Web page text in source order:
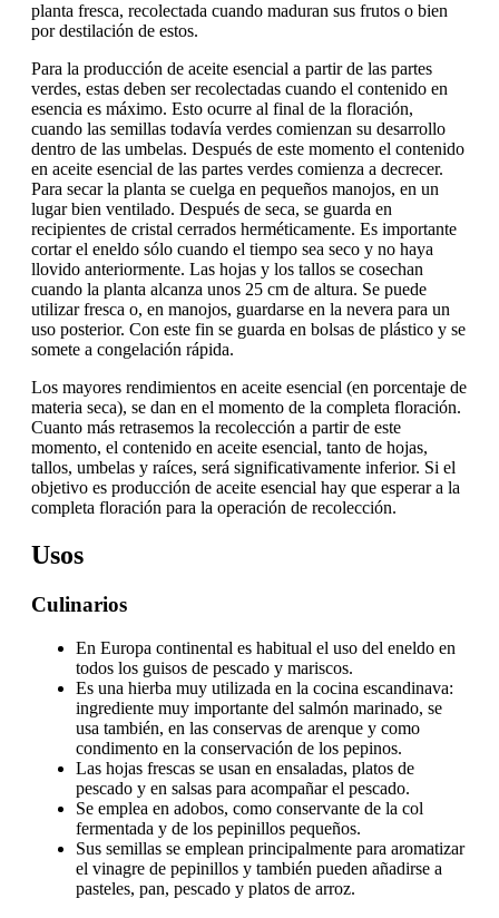
planta fresca, recolectada cuando maduran sus frutos o bien
por destilación de estos.
Para la producción de aceite esencial a partir de las partes
verdes, estas deben ser recolectadas cuando el contenido en
esencia es máximo. Esto ocurre al final de la floración,
cuando las semillas todavía verdes comienzan su desarrollo
dentro de las umbelas. Después de este momento el contenido
en aceite esencial de las partes verdes comienza a decrecer.
Para secar la planta se cuelga en pequeños manojos, en un
lugar bien ventilado. Después de seca, se guarda en
recipientes de cristal cerrados herméticamente. Es importante
cortar el eneldo sólo cuando el tiempo sea seco y no haya
llovido anteriormente. Las hojas y los tallos se cosechan
cuando la planta alcanza unos 25 cm de altura. Se puede
utilizar fresca o, en manojos, guardarse en la nevera para un
uso posterior. Con este fin se guarda en bolsas de plástico y se
somete a congelación rápida.
Los mayores rendimientos en aceite esencial (en porcentaje de
materia seca), se dan en el momento de la completa floración.
Cuanto más retrasemos la recolección a partir de este
momento, el contenido en aceite esencial, tanto de hojas,
tallos, umbelas y raíces, será significativamente inferior. Si el
objetivo es producción de aceite esencial hay que esperar a la
completa floración para la operación de recolección.
Usos
Culinarios
En Europa continental es habitual el uso del eneldo en
todos los guisos de pescado y mariscos.
Es una hierba muy utilizada en la cocina escandinava:
ingrediente muy importante del salmón marinado, se
usa también, en las conservas de arenque y como
condimento en la conservación de los pepinos.
Las hojas frescas se usan en ensaladas, platos de
pescado y en salsas para acompañar el pescado.
Se emplea en adobos, como conservante de la col
fermentada y de los pepinillos pequeños.
Sus semillas se emplean principalmente para aromatizar
el vinagre de pepinillos y también pueden añadirse a
pasteles, pan, pescado y platos de arroz.